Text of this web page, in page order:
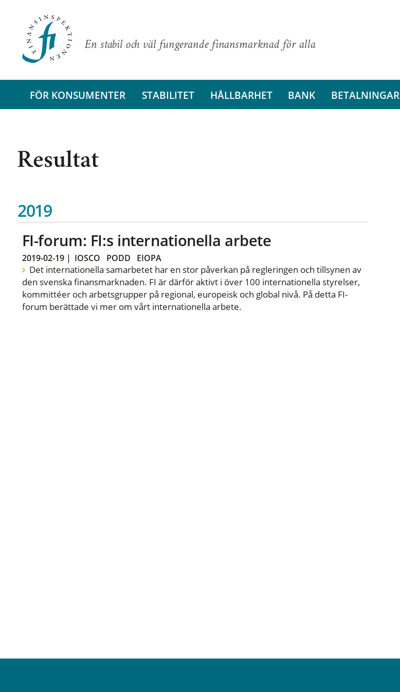
En stabil och väl fungerande finansmarknad för alla
FÖR KONSUMENTER STABILITET HÅLLBARHET BANK BETALNINGAR
Resultat
2019
FI-forum: FI:s internationella arbete
2019-02-19| IOSCO PODD EIOPA
Det internationella samarbetet har en stor påverkan på regleringen och tillsynen av
den svenska finansmarknaden. FI är därför aktivt i över 100 internationella styrelser,
kommittéer och arbetsgrupper på regional, europeisk och global nivå. På detta FI-
forum berättade vi mer om vårt internationella arbete.